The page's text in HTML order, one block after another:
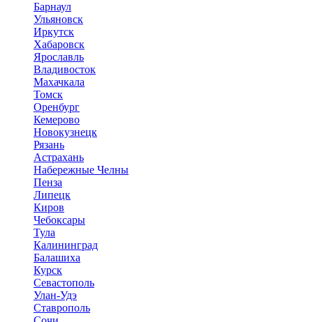
Барнаул
Ульяновск
Иркутск
Хабаровск
Ярославль
Владивосток
Махачкала
Томск
Оренбург
Кемерово
Новокузнецк
Рязань
Астрахань
Набережные Челны
Пенза
Липецк
Киров
Чебоксары
Тула
Калининград
Балашиха
Курск
Севастополь
Улан-Удэ
Ставрополь